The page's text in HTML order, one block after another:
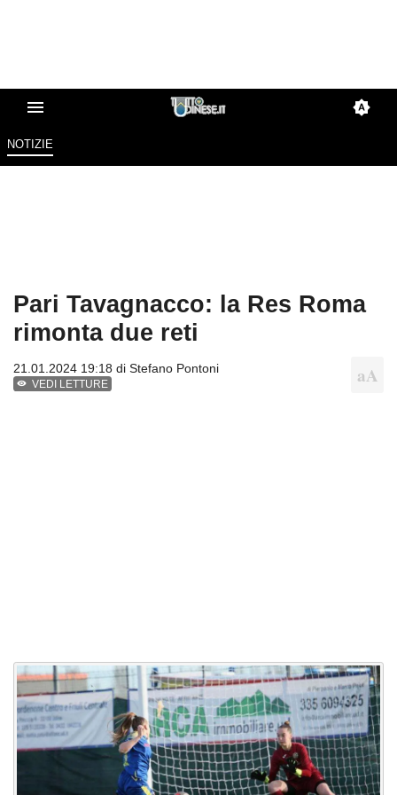
NOTIZIE
Pari Tavagnacco: la Res Roma
rimonta due reti
21.01.2024 19:18 di Stefano Pontoni
VEDI LETTURE